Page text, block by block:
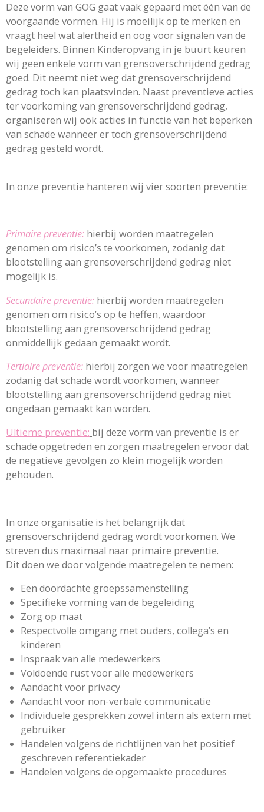
Deze vorm van GOG gaat vaak gepaard met één van de
voorgaande vormen. Hij is moeilijk op te merken en
vraagt heel wat alertheid en oog voor signalen van de
begeleiders. Binnen Kinderopvang in je buurt keuren
wij geen enkele vorm van grensoverschrijdend gedrag
goed. Dit neemt niet weg dat grensoverschrijdend
gedrag toch kan plaatsvinden. Naast preventieve acties
ter voorkoming van grensoverschrijdend gedrag,
organiseren wij ook acties in functie van het beperken
van schade wanneer er toch grensoverschrijdend
gedrag gesteld wordt.
In onze preventie hanteren wij vier soorten preventie:
Primaire preventie: hierbij worden maatregelen
genomen om risico’s te voorkomen, zodanig dat
blootstelling aan grensoverschrijdend gedrag niet
mogelijk is.
Secundaire preventie: hierbij worden maatregelen
genomen om risico’s op te heffen, waardoor
blootstelling aan grensoverschrijdend gedrag
onmiddellijk gedaan gemaakt wordt.
Tertiaire preventie: hierbij zorgen we voor maatregelen
zodanig dat schade wordt voorkomen, wanneer
blootstelling aan grensoverschrijdend gedrag niet
ongedaan gemaakt kan worden.
Ultieme preventie: bij deze vorm van preventie is er
schade opgetreden en zorgen maatregelen ervoor dat
de negatieve gevolgen zo klein mogelijk worden
gehouden.
In onze organisatie is het belangrijk dat
grensoverschrijdend gedrag wordt voorkomen. We
streven dus maximaal naar primaire preventie.
Dit doen we door volgende maatregelen te nemen:
Een doordachte groepssamenstelling
Specifieke vorming van de begeleiding
Zorg op maat
Respectvolle omgang met ouders, collega’s en
kinderen
Inspraak van alle medewerkers
Voldoende rust voor alle medewerkers
Aandacht voor privacy
Aandacht voor non-verbale communicatie
Individuele gesprekken zowel intern als extern met
gebruiker
Handelen volgens de richtlijnen van het positief
geschreven referentiekader
Handelen volgens de opgemaakte procedures